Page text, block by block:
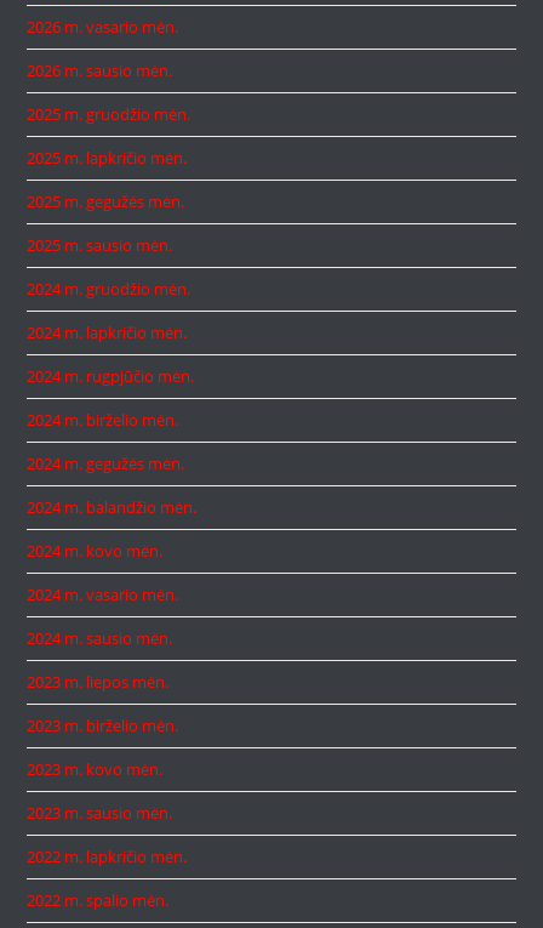
2026 m. vasario mėn.
2026 m. sausio mėn.
2025 m. gruodžio mėn.
2025 m. lapkričio mėn.
2025 m. gegužės mėn.
2025 m. sausio mėn.
2024 m. gruodžio mėn.
2024 m. lapkričio mėn.
2024 m. rugpjūčio mėn.
2024 m. birželio mėn.
2024 m. gegužės mėn.
2024 m. balandžio mėn.
2024 m. kovo mėn.
2024 m. vasario mėn.
2024 m. sausio mėn.
2023 m. liepos mėn.
2023 m. birželio mėn.
2023 m. kovo mėn.
2023 m. sausio mėn.
2022 m. lapkričio mėn.
2022 m. spalio mėn.